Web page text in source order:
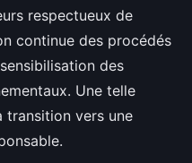
respectueux de
continue des procédés
des
Une telle
transition vers une